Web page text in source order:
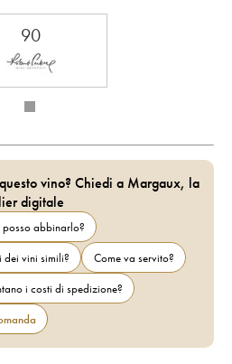
90
vino? Chiedi a Margaux, la
digitale
abbinarlo?
dei vini simili?
Come va servito?
i costi di spedizione?